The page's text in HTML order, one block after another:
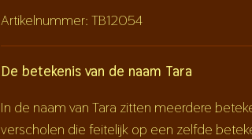
Artikelnummer: TB12054
De betekenis van de naam Tara
In de naam van Tara zitten meerdere
verscholen die feitelijk op een zelfde